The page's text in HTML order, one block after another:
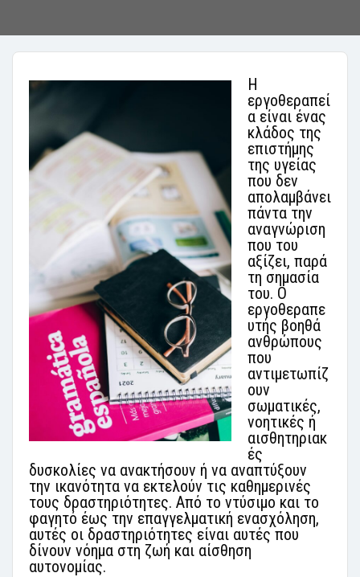
Η
εργοθεραπεί
α είναι ένας
κλάδος της
επιστήμης
της υγείας
που δεν
απολαμβάνει
πάντα την
αναγνώριση
που του
αξίζει, παρά
τη σημασία
του. Ο
εργοθεραπε
υτής βοηθά
ανθρώπους
που
αντιμετωπίζ
ουν
σωματικές,
νοητικές ή
αισθητηριακ
ές
δυσκολίες να ανακτήσουν ή να αναπτύξουν
την ικανότητα να εκτελούν τις καθημερινές
τους δραστηριότητες. Από το ντύσιμο και το
φαγητό έως την επαγγελματική ενασχόληση,
αυτές οι δραστηριότητες είναι αυτές που
δίνουν νόημα στη ζωή και αίσθηση
αυτονομίας.